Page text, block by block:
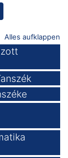
suchen
Alles aufklappen